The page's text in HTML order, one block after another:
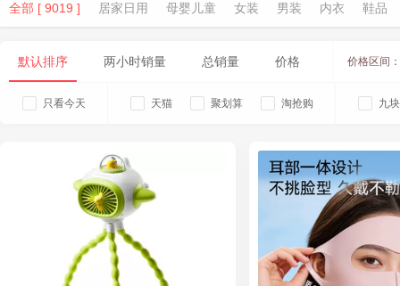
全部 [ 9019 ] 居家日用 母婴儿童 女装 男装 内衣 鞋品
默认排序 两小时销量 总销量 价格 价格区间：
只看今天 天猫 聚划算 淘抢购 九